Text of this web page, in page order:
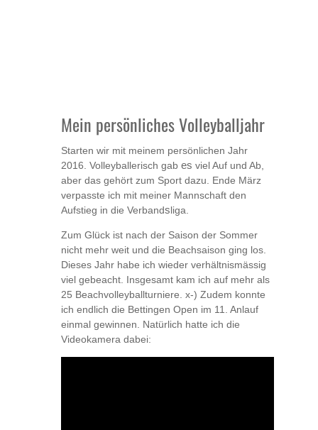
Mein persönliches Volleyballjahr
Starten wir mit meinem persönlichen Jahr
2016. Volleyballerisch gab es viel Auf und Ab,
aber das gehört zum Sport dazu. Ende März
verpasste ich mit meiner Mannschaft den
Aufstieg in die Verbandsliga.
Zum Glück ist nach der Saison der Sommer
nicht mehr weit und die Beachsaison ging los.
Dieses Jahr habe ich wieder verhältnismässig
viel gebeacht. Insgesamt kam ich auf mehr als
25 Beachvolleyballturniere. x-) Zudem konnte
ich endlich die Bettingen Open im 11. Anlauf
einmal gewinnen. Natürlich hatte ich die
Videokamera dabei: